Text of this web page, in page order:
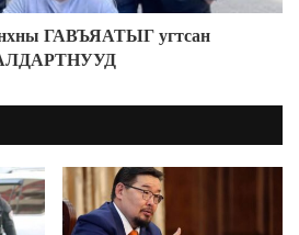
ГАВЪЯАТЫГ угтсан